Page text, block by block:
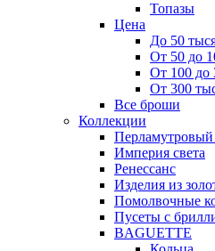
Топазы
Цена
До 50
От 50 до
От 100 до
От 300
Все броши
Коллекции
Империя света
Ренессанс
Изделия из
Помолвочные
Пусеты с
BAGUETTE